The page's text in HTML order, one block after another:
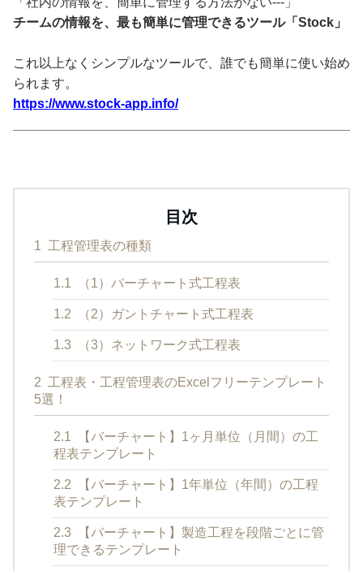
チームの情報を、最も簡単に管理できるツール「Stock」
これ以上なくシンプルなツールで、誰でも簡単に使い始め
られます。
https://www.stock-app.info/
目次
1 工程管理表の種類
1.1 （1）バーチャート式工程表
1.2 （2）ガントチャート式工程表
1.3 （3）ネットワーク式工程表
2 工程表・工程管理表のExcelフリーテンプレート
5選！
2.1
【バーチャート】1ヶ月単位（月間）の工
程表テンプレート
2.2
【バーチャート】1年単位（年間）の工程
表テンプレート
2.3
【バーチャート】製造工程を段階ごとに管
理できるテンプレート